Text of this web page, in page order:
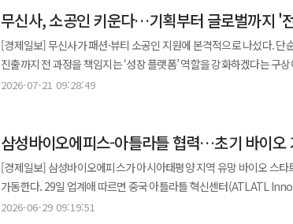
고등교육의 핵심 축으로 자리 잡고 있으며, 성인학습자와 재직자 중심
베트남 고등교육 확대와 K-사이버대의 새로운 기회 베트남은 젊은 인구가 많고 고등교육 수요가 꾸준히 증가하고
있지만, 대학 진학률은 아직 약 30% 수준에 머물러 있다. 경제적 여건
청년들도 적지 않다. 이러한 상황에서 사이버대학은 직장생활을 병행하거나 거주 지역에 관계없이 대학 교육을 받을 수
있다는 장점을 갖고 있어 새로운 대안으로 주목받고 있다. 특히 온라인 교육은 학생들이 일을 계속하면서도 학위를
선택할 수 있어 국제적 교육 경쟁력을 높이는 계기가 될 것으로 기대된다. ◆ 학위 인정 기반 마련 기대 그동안
사이버대학의 가장 큰 과제 가운데 하나는 베트남 내 학위 인정 문제였
대학 간 학술 교류와 공동 교육과정 운영이 활성화되면 향후 베트남
긍정적인 기반이 마련될 것으로 기대하고 있다. 학위 인정이 이루어질 경우 베트남 학생들의 한국 사이버대학 진학이
특유의 분위기를 극대화한 것으로 평가된다. 출시 전 진행된 크라우드 펀딩 성과도 주목된다. 국내 텀블벅 펀딩에서는 약
8200만원의 후원금을 기록했으며, 일본 CAMPFIRE에서는 약 870만
1억6000만원 이상의 성과를 거두며 글로벌 시장에서 작품성을 인정받았다. 업계에서는 국내 인디 게임
성우의 사인 색지와 '스테퍼 케이스: 초능력 추리 어드벤처' 스팀 버전
규모로 마련됐으며, 오는 23일부터 오는 9월 19일까지 약 두 달간 온·
IP와의 협업을 강화하는 동시에 FC 모바일 e스포츠의 저변 확대에도 나선다는 계획이다.
정기점검 이후부터 내달 19일까지 게임 내 '어센틱 챌린지 모드'를 통
오프라인 본선 진출자를 가리게 되며, 참가자 전원에게는 다양한 인게임 보상이 제공
9월 5일 삼성 프릭업 스튜디오에서 유관중 생중계 방식으로 개최된다.
3인에게는 리그앙 맥도날드가 지원하는 파리 생제르맹과 트루아 경기
파리 왕복 항공권 및 숙박권 등이 제공될 예정이다. 현장 관객들을 위한 럭
대표 선발전은 9월 19일 같은 장소에서 열린다. 오프라인 본선을 통과
나타났다. '지상최대 웹소설 공모전'은 국내 웹소설 창작 생태계 확대와 유망 작가 발굴을 위해 마련된 국내 최대 규모의
공모전이다. 지난 5월 13일부터 6월 21일까지 작품을 접수한 뒤 심사를 거쳐
10~30대 참가자 비율이 80% 이상을 차지하며 젊은 창작자들의 참여
콘텐츠 산업 전반에서 원천 IP의 가치가 높아지는 가운데 웹소설 역시
주목받고 있는 것으로 분석된다. 플랫폼 입장에서는 우수한 신인 작가
폭탄 테러 이후 예기치 않게 다음 계승권을 얻게 되면서 펼쳐지는 권력
대체역사물이다. 입체적인 정재계 서사와 캐릭터 구성 등이 높은 평가를 받았다. 최우수상에는 '
블랙요원', '이번 생은 무역왕', '전능의 천사를 얻었다' 등 3개 작품이 선정됐다. 올해 처음 신설된 '무
'낭인이 무림을 살아가는 법', '선협에서 뽑기로 수선함', '어촌 소년은
무신사, 소공인 키운다…기획부터 글로벌까지 '
[경제일보] 무신사가 패션·뷰티 소공인 지원에 본격적으로 나섰다. 단
진출까지 전 과정을 책임지는 ‘성장 플랫폼’ 역할을 강화하겠다는 구상이다. 21일 업계에 따르면
소상공인시장진흥공단과 한국중소벤처기업유통원이 주관하는 ‘2026
개발, 생산, 브랜딩, 마케팅을 거쳐 온·오프라인 유통, 글로벌 진출까지
지원받는다. 단순 판매 채널 제공이 아니라 브랜드를 키우는 데 초점이 맞춰졌다. 패션 분야에서는 동대문
전면 활용한다. 무신사는 동대문 인근에 위치한 ‘무신사 스튜디오’를
준비까지 사업화 전 과정을 지원할 계획이다. 빠른 생산과 트렌드 대
유통을 밀착시키겠다는 전략이다. 온라인 판로 지원도 병행된다. 무신사 스토어 내 기획전과 상품 추천 광고, 할인 쿠폰
2026-07-21 09:28:49
삼성바이오에피스-아틀라틀 협력…초기 바이오
[경제일보] 삼성바이오에피스가 아시아태평양 지역 유망 바이오 스
가동한다. 29일 업계애 따르면 중국 아틀라틀 혁신센터(ATLATL Innovation Center)는 지난 25일 보도자료를 통해
삼성바이오에피스와 공동으로 ‘삼성바이오에피스 혁신상 C-Lab Outside’를 론칭했
2026-06-29 09:19:51